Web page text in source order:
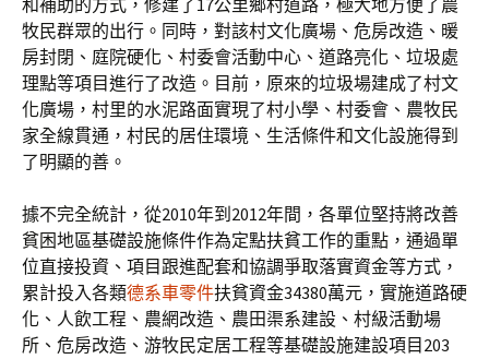
和補助的方式，修建了17公里鄉村道路，極大地方便了農
牧民群眾的出行。同時，對該村文化廣場、危房改造、暖
房封閉、庭院硬化、村委會活動中心、道路亮化、垃圾處
理點等項目進行了改造。目前，原來的垃圾場建成了村文
化廣場，村里的水泥路面實現了村小學、村委會、農牧民
家全線貫通，村民的居住環境、生活條件和文化設施得到
了明顯的善。
據不完全統計，從2010年到2012年間，各單位堅持將改善
貧困地區基礎設施條件作為定點扶貧工作的重點，通過單
位直接投資、項目跟進配套和協調爭取落實資金等方式，
累計投入各類德系車零件扶貧資金34380萬元，實施道路硬
化、人飲工程、農網改造、農田渠系建設、村級活動場
所、危房改造、游牧民定居工程等基礎設施建設項目203